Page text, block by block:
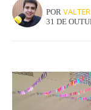
POR
31 DE